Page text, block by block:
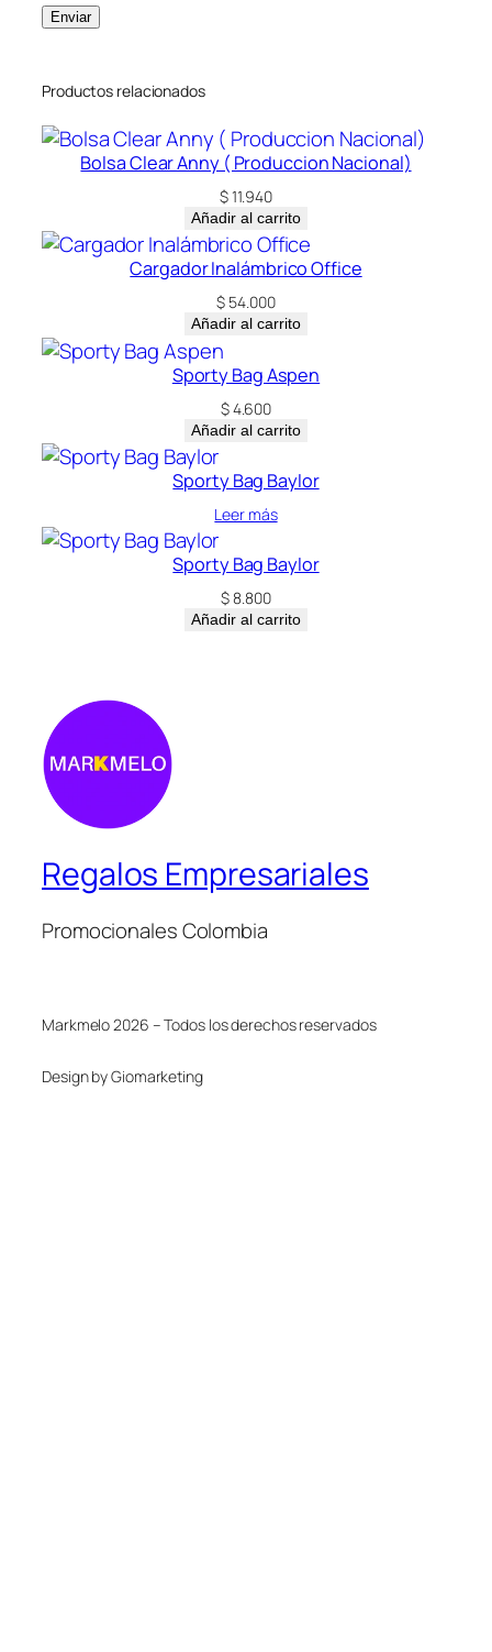
Productos relacionados
Bolsa Clear Anny ( Produccion Nacional)
$11.940
Añadir al carrito
Cargador Inalámbrico Office
$ 54.000
Añadir al carrito
Sporty Bag Aspen
$4.600
Añadir al carrito
Sporty Bag Baylor
Leer más
Sporty Bag Baylor
$8.800
Añadir al carrito
Regalos Empresariales
Promocionales Colombia
Markmelo 2026 – Todos los derechos reservados
Design by Giomarketing